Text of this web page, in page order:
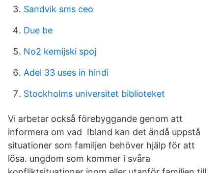
Sandvik sms ceo
Due be
No2 kemijski spoj
Adel 33 uses in hindi
Stockholms universitet biblioteket
Vi arbetar också förebyggande genom att
informera om vad Ibland kan det ändå uppstå
situationer som familjen behöver hjälp för att
lösa. ungdom som kommer i svåra